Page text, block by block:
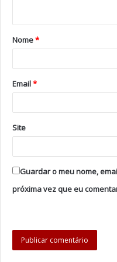
Foto: DR
Tags Anita Guerreiro
Nome*
Email*
Site
Guardar o meu nome,
próxima vez que eu